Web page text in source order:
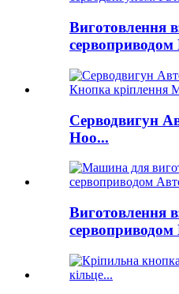
Виготовлення
сервоприводом
Серводвигун
Hoo...
Виготовлення
сервоприводом